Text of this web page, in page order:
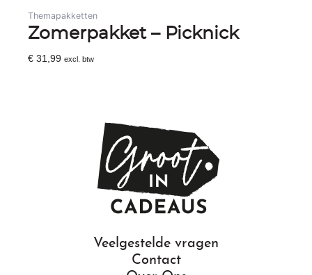
Themapakketten
Zomerpakket – Picknick
€ 31,99 excl. btw
Veelgestelde vragen
Contact